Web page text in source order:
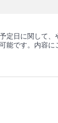
定日に関して、
能です。内容に